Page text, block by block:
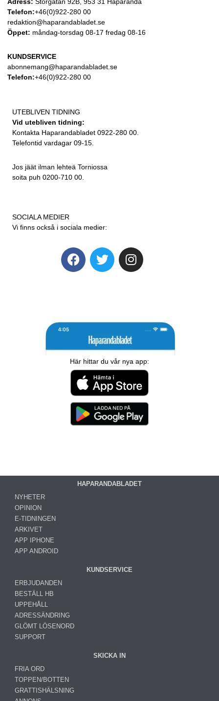
Telefon:+46(0)922-280 00
redaktion@haparandabladet.se
Öppet: måndag-torsdag 08-17 fredag 08-16
KUNDSERVICE
abonnemang@haparandabladet.se
Telefon:+46(0)922-280 00
UTEBLIVEN TIDNING
Vid utebliven tidning:
Kontakta Haparandabladet 0922-280 00.
Telefontid vardagar 09-15.
Jos jäät ilman lehteä Torniossa
soita puh 0200-710 00.
SOCIALA MEDIER
Vi finns också i sociala medier:
Här hittar du vår nya app:
HAPARANDABLADET
NYHETER
OPINION
E-TIDNINGEN
ARKIVET
APP IPHONE
APP ANDROID
KUNDSERVICE
ERBJUDANDEN
BESTÄLL HB
UPPEHÅLL
ADRESSÄNDRING
GLÖMT LÖSENORD
SUPPORT
SKICKA IN
FRIA ORD
TOPPEN/BOTTEN
GRATTISHÄLSNING